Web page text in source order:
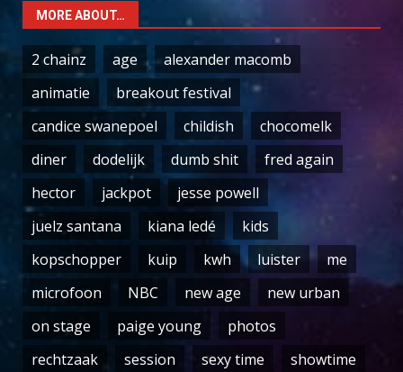
MORE ABOUT…
2 chainz age
alexander macomb
animatie
breakout festival
candice swanepoel
childish
chocomelk
diner
dodelijk dumb shit
fred again
hector
jackpot
jesse powell
juelz santana
kiana ledé
kids
kopschopper
kuip kwh luister
me
microfoon
NBC new age
new urban
on stage
paige young
photos
rechtzaak
session sexy time showtime